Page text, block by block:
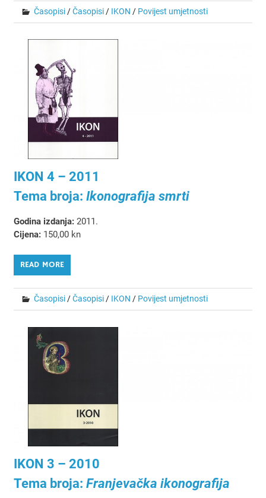
Časopisi/Časopisi/ IKON / Povijest umjetnosti
IKON 4 – 2011
Tema broja: Ikonografija smrti
Godina izdanja:2011.
Cijena:150,00 kn
READ MORE
Časopisi/Časopisi/ IKON / Povijest umjetnosti
IKON 3 – 2010
Tema broja: Franjevačka ikonografija